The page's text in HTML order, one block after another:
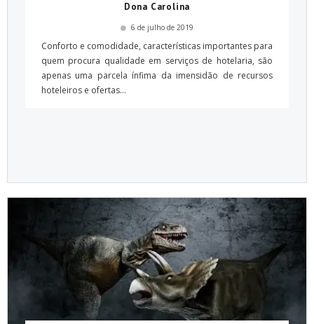
Dona Carolina
6 de julho de 2019
Conforto e comodidade, características importantes para
quem procura qualidade em serviços de hotelaria, são
apenas uma parcela ínfima da imensidão de recursos
hoteleiros e ofertas...